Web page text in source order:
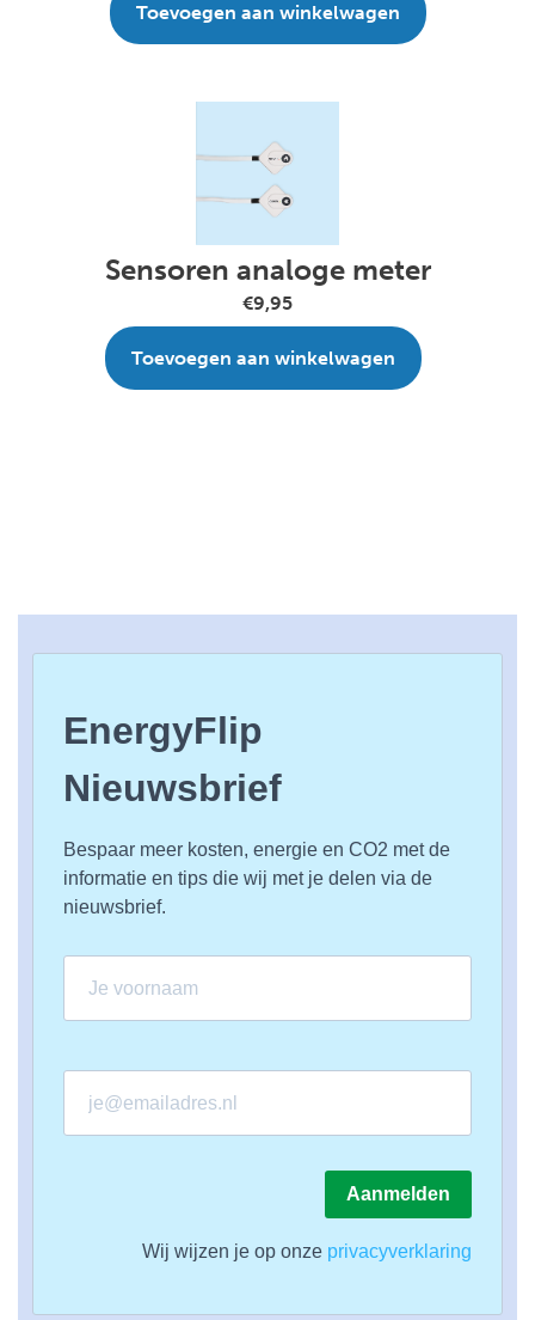
Toevoegen aan winkelwagen
Sensoren analoge meter
€9,95
Toevoegen aan winkelwagen
EnergyFlip
Nieuwsbrief
Bespaar meer kosten, energie en CO2 met de
informatie en tips die wij met je delen via de
nieuwsbrief.
Aanmelden
Wij wijzen je op onze privacyverklaring